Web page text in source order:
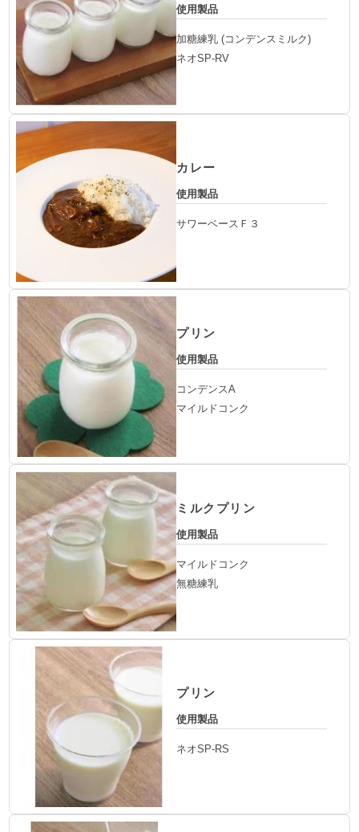
使用製品
加糖練乳 (コンデンスミルク)
ネオSP-RV
カレー
使用製品
サワーベースＦ３
プリン
使用製品
コンデンスA
マイルドコンク
ミルクプリン
使用製品
マイルドコンク
無糖練乳
プリン
使用製品
ネオSP-RS